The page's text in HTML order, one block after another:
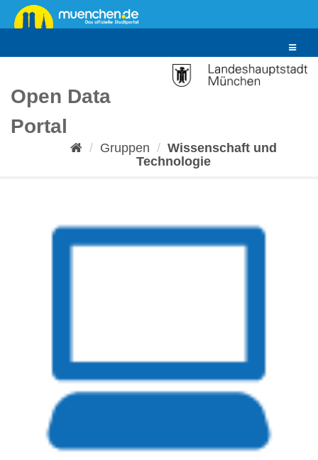
Überspringen
zum
Toggle
Open Data
Portal
Gruppen
Wissenschaft und
Technologie